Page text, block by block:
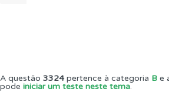
A questão 3324pertence à categoria B e
pode iniciar um teste neste tema.